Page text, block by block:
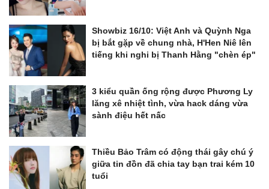
Showbiz 16/10: Việt Anh và Quỳnh Nga
bị bắt gặp về chung nhà, H'Hen Niê lên
tiếng khi nghi bị Thanh Hằng "chèn ép"
3 kiểu quần ống rộng được Phương Ly
lăng xê nhiệt tình, vừa hack dáng vừa
sành điệu hết nấc
Thiều Bảo Trâm có động thái gây chú ý
giữa tin đồn đã chia tay bạn trai kém 10
tuổi